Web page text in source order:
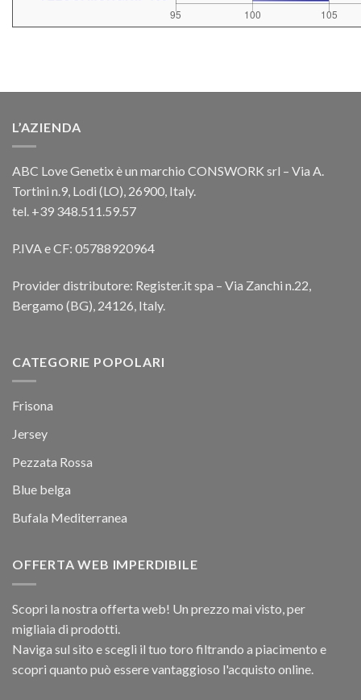
L’AZIENDA
ABC Love Genetix è un marchio CONSWORK srl – Via A.
Tortini n.9, Lodi (LO), 26900, Italy.
tel. +39 348.511.59.57
P.IVA e CF: 05788920964
Provider distributore: Register.it spa – Via Zanchi n.22,
Bergamo (BG), 24126, Italy.
CATEGORIE POPOLARI
Frisona
Jersey
Pezzata Rossa
Blue belga
Bufala Mediterranea
OFFERTA WEB IMPERDIBILE
Scopri la nostra offerta web! Un prezzo mai visto, per
migliaia di prodotti.
Naviga sul sito e scegli il tuo toro filtrando a piacimento e
scopri quanto può essere vantaggioso l'acquisto online.